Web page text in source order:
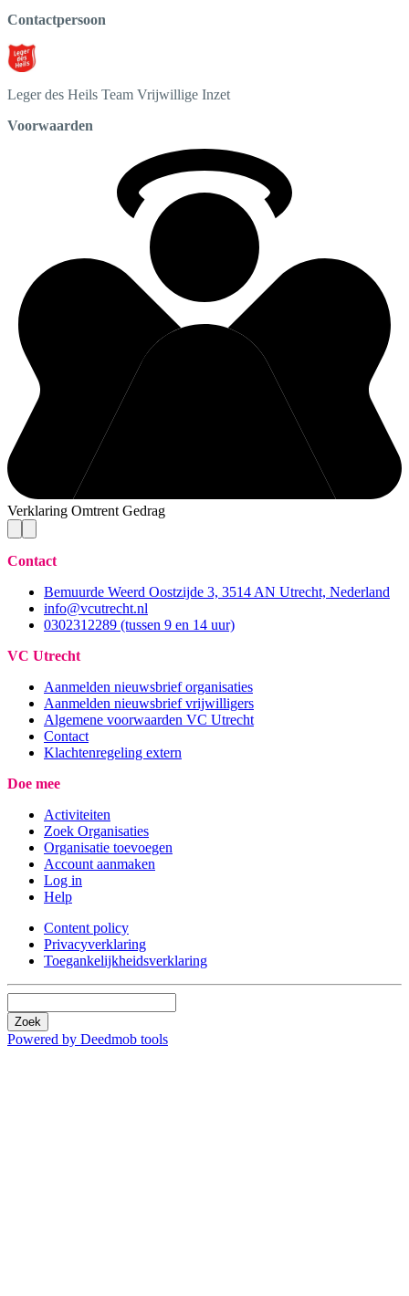
Contactpersoon
Leger des Heils Team Vrijwillige Inzet
Voorwaarden
Verklaring Omtrent Gedrag
Contact
Bemuurde Weerd Oostzijde 3, 3514 AN Utrecht, Nederland
info@vcutrecht.nl
0302312289 (tussen 9 en 14 uur)
VC Utrecht
Aanmelden nieuwsbrief organisaties
Aanmelden nieuwsbrief vrijwilligers
Algemene voorwaarden VC Utrecht
Contact
Klachtenregeling extern
Doe mee
Activiteiten
Zoek Organisaties
Organisatie toevoegen
Account aanmaken
Log in
Help
Content policy
Privacyverklaring
Toegankelijkheidsverklaring
Zoek
Powered by Deedmob tools